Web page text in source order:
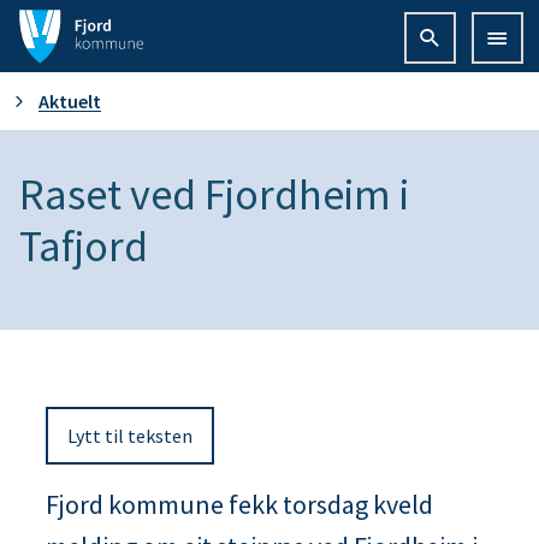
F
j
o
r
d
m
m
u
D
h
Aktuelt
Raset ved Fjordheim i
Tafjord
Lytt til teksten
Fjord kommune fekk torsdag kveld